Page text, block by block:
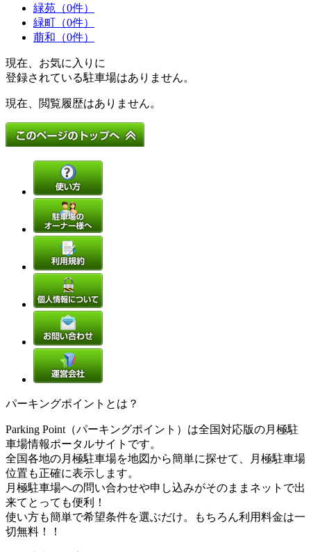
緑苑（0件）
緑町（0件）
萠和（0件）
現在、お気に入りに
登録されている駐車場はありません。
現在、閲覧履歴はありません。
パーキングポイントとは？
Parking Point（パーキングポイント）は全国対応版の月極駐
車場情報ポータルサイトです。
全国各地の月極駐車場を地図から簡単に探せて、月極駐車場
位置も正確に表示します。
月極駐車場への問い合わせや申し込みがそのままネットで出
来てとっても便利！
使い方も簡単で希望条件を選ぶだけ。もちろん利用料金は一
切無料！！